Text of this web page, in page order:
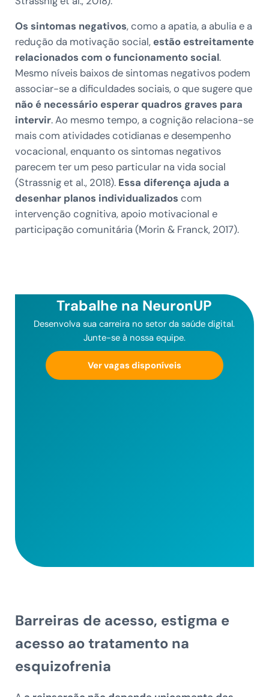
Os sintomas negativos, como a apatia, a abulia e a
redução da motivação social, estão estreitamente
relacionados com o funcionamento social.
Mesmo níveis baixos de sintomas negativos podem
associar-se a dificuldades sociais, o que sugere que
não é necessário esperar quadros graves para
intervir. Ao mesmo tempo, a cognição relaciona-se
mais com atividades cotidianas e desempenho
vocacional, enquanto os sintomas negativos
parecem ter um peso particular na vida social
(Strassnig et al., 2018). Essa diferença ajuda a
desenhar planos individualizados com
intervenção cognitiva, apoio motivacional e
participação comunitária (Morin & Franck, 2017).
Trabalhe na NeuronUP
Desenvolva sua carreira no setor da saúde digital.
Junte-se à nossa equipe.
Ver vagas disponíveis
Barreiras de acesso, estigma e
acesso ao tratamento na
esquizofrenia